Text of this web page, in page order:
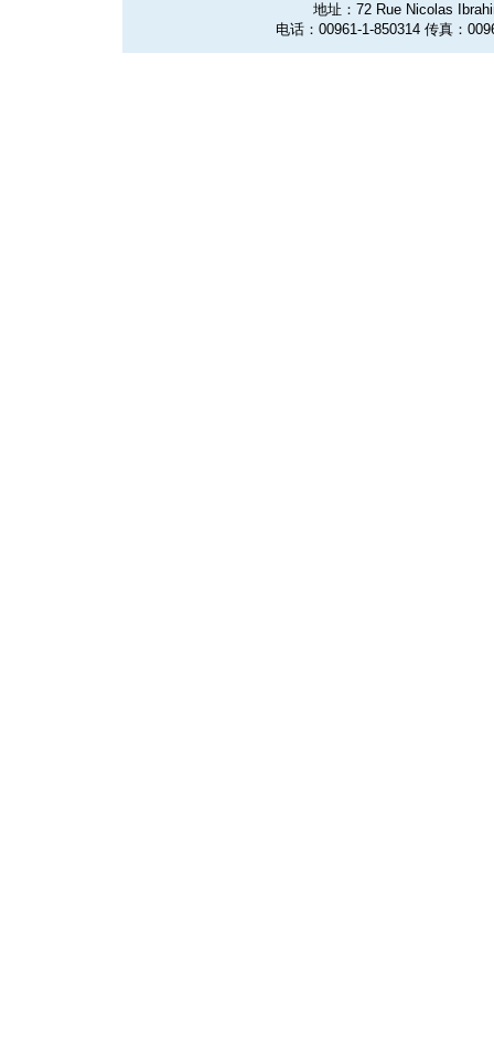
地址：72 Rue Nicolas
电话：00961-1-850314 传真：